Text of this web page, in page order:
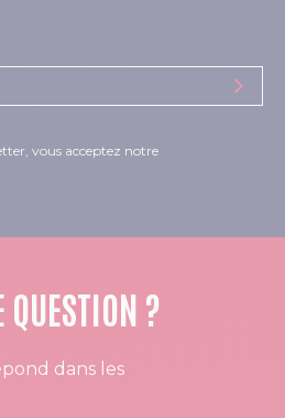
vous acceptez notre
QUESTION ?
dans les